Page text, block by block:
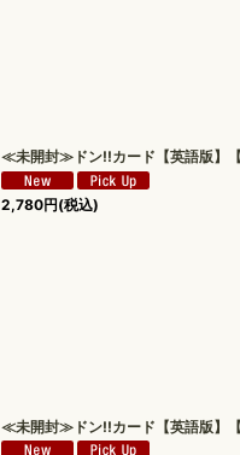
≪未開封≫ドン!!カード【英語版】
2,780円(税込)
≪未開封≫ドン!!カード【英語版】【